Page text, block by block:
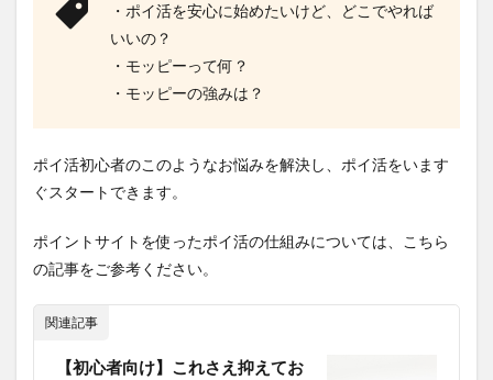
・ポイ活を安心に始めたいけど、どこでやれば
いいの？
・モッピーって何？
・モッピーの強みは？
ポイ活初心者のこのようなお悩みを解決し、ポイ活をいます
ぐスタートできます。
ポイントサイトを使ったポイ活の仕組みについては、こちら
の記事をご参考ください。
関連記事
【初心者向け】これさえ抑えてお